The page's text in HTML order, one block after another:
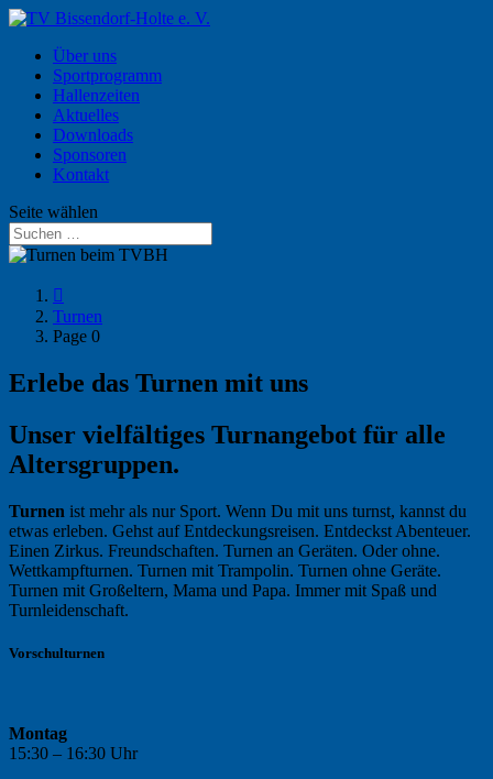
Über uns
Sportprogramm
Hallenzeiten
Aktuelles
Downloads
Sponsoren
Kontakt
Seite wählen

Turnen
Page 0
Erlebe das Turnen mit uns
Unser vielfältiges Turnangebot für alle
Altersgruppen.
Turnen ist mehr als nur Sport. Wenn Du mit uns turnst, kannst du
etwas erleben. Gehst auf Entdeckungsreisen. Entdeckst Abenteuer.
Einen Zirkus. Freundschaften. Turnen an Geräten. Oder ohne.
Wettkampfturnen. Turnen mit Trampolin. Turnen ohne Geräte.
Turnen mit Großeltern, Mama und Papa. Immer mit Spaß und
Turnleidenschaft.
Vorschulturnen
Montag
15:30 – 16:30 Uhr